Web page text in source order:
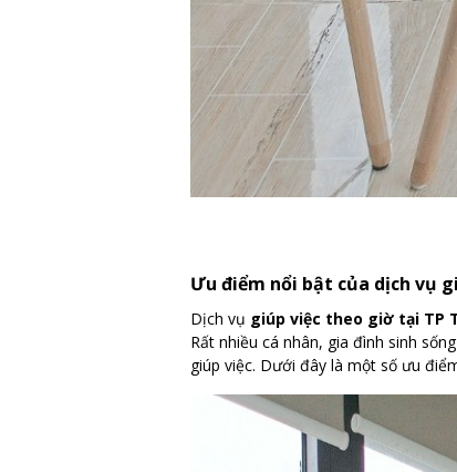
Ưu điểm nổi bật của dịch vụ
Dịch vụ giúp việc theo giờ tại TP
Rất nhiều cá nhân, gia đình sinh
giúp việc. Dưới đây là một số ưu